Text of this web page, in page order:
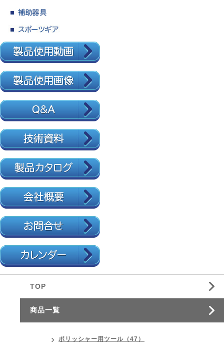
TOP
商品一覧
ポリッシャー用ツール（47）